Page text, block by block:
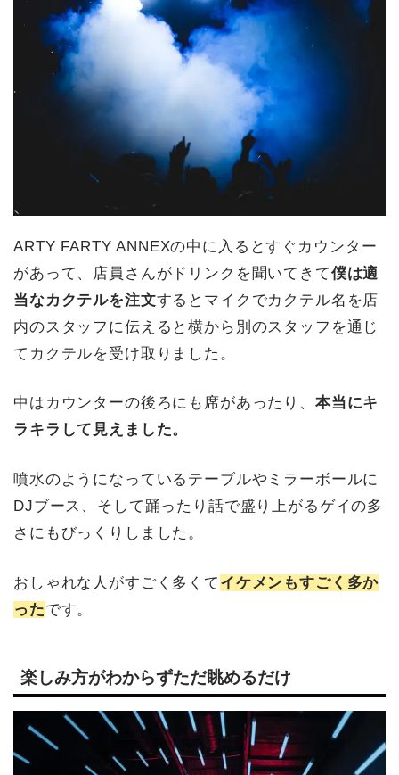
ARTY FARTY ANNEXの中に入るとすぐカウンター
があって、店員さんがドリンクを聞いてきて僕は適
当なカクテルを注文するとマイクでカクテル名を店
内のスタッフに伝えると横から別のスタッフを通じ
てカクテルを受け取りました。
中はカウンターの後ろにも席があったり、 本当にキ
ラキラして見えました。
噴水のようになっているテーブルやミラーボールに
DJブース、そして踊ったり話で盛り上がるゲイの多
さにもびっくりしました。
おしゃれな人がすごく多くて イケメンもすごく多か
ったです。
楽しみ方がわからずただ眺めるだけ